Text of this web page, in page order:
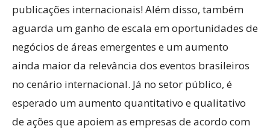
publicações internacionais! Além disso, também
aguarda um ganho de escala em oportunidades de
negócios de áreas emergentes e um aumento
ainda maior da relevância dos eventos brasileiros
no cenário internacional. Já no setor público, é
esperado um aumento quantitativo e qualitativo
de ações que apoiem as empresas de acordo com